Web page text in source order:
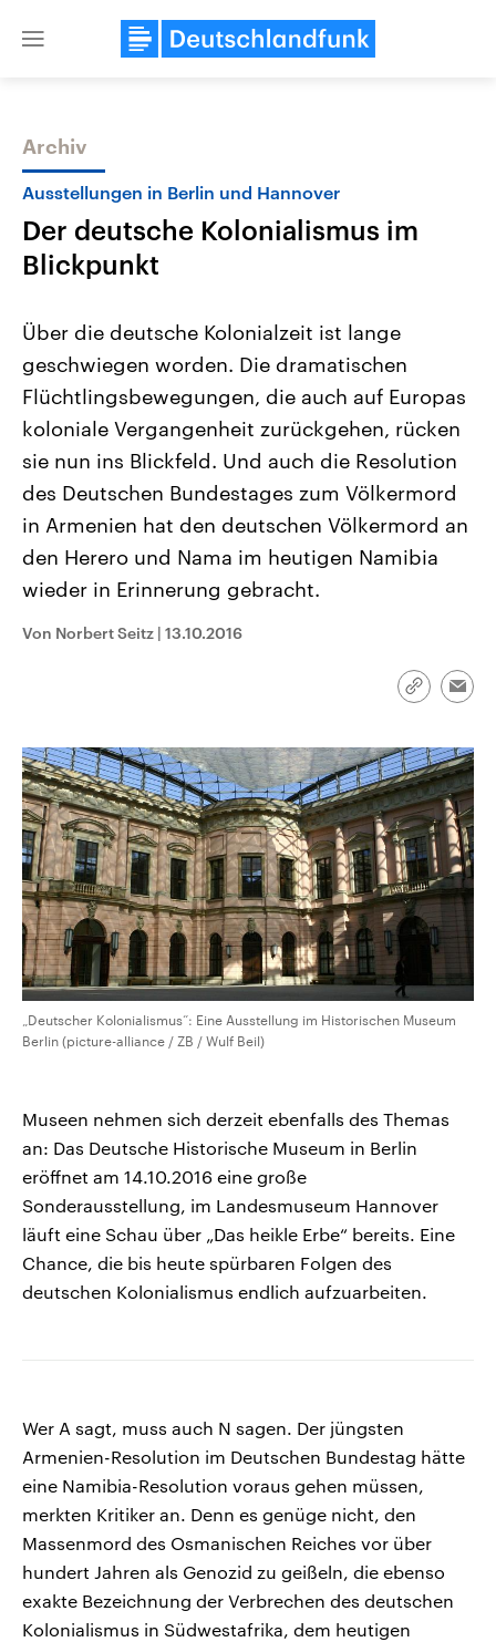
Close
Themen
Landtagswahl Sachsen-Anhalt
2026
Alle Informationen
Sachsen-Anhalt wählt am 6.
September 2026 einen neuen
Landtag. Seit 2021 wird das
Bundesland von einer Koalition aus
Umfragen, Prognosen,
Wahlprogramme, aktuelle Berichte
und Hintergründe zu den Parteien
und Kandidaten der anstehenden
Wahl.
Aktuelle Beiträge,
Hintergründe
Wirtschaftlich und
gehören die Vereinigten
den mächtigsten Ländern
mit großem Einfluss auf
Sendungen Programm Podcasts
Archiv
Ausstellungen in Berlin und Hannover
Der deutsche Kolonialismus im
Blickpunkt
Über die deutsche Kolonialzeit ist lange
geschwiegen worden. Die dramatischen
Flüchtlingsbewegungen, die auch auf Europas
koloniale Vergangenheit zurückgehen, rücken
sie nun ins Blickfeld. Und auch die Resolution
des Deutschen Bundestages zum Völkermord
in Armenien hat den deutschen Völkermord an
den Herero und Nama im heutigen Namibia
wieder in Erinnerung gebracht.
Von Norbert Seitz | 13.10.2016
Link
„Deutscher Kolonialismus“: Eine Ausstellung im Historischen Museum
Berlin (picture-alliance / ZB / Wulf Beil)
Museen nehmen sich derzeit ebenfalls des Themas
an: Das Deutsche Historische Museum in Berlin
eröffnet am 14.10.2016 eine große
Sonderausstellung, im Landesmuseum Hannover
läuft eine Schau über „Das heikle Erbe“ bereits. Eine
Chance, die bis heute spürbaren Folgen des
deutschen Kolonialismus endlich aufzuarbeiten.
Wer A sagt, muss auch N sagen. Der jüngsten
Armenien-Resolution im Deutschen Bundestag hätte
eine Namibia-Resolution voraus gehen müssen,
merkten Kritiker an. Denn es genüge nicht, den
Massenmord des Osmanischen Reiches vor über
hundert Jahren als Genozid zu geißeln, die ebenso
exakte Bezeichnung der Verbrechen des deutschen
Kolonialismus in Südwestafrika, dem heutigen